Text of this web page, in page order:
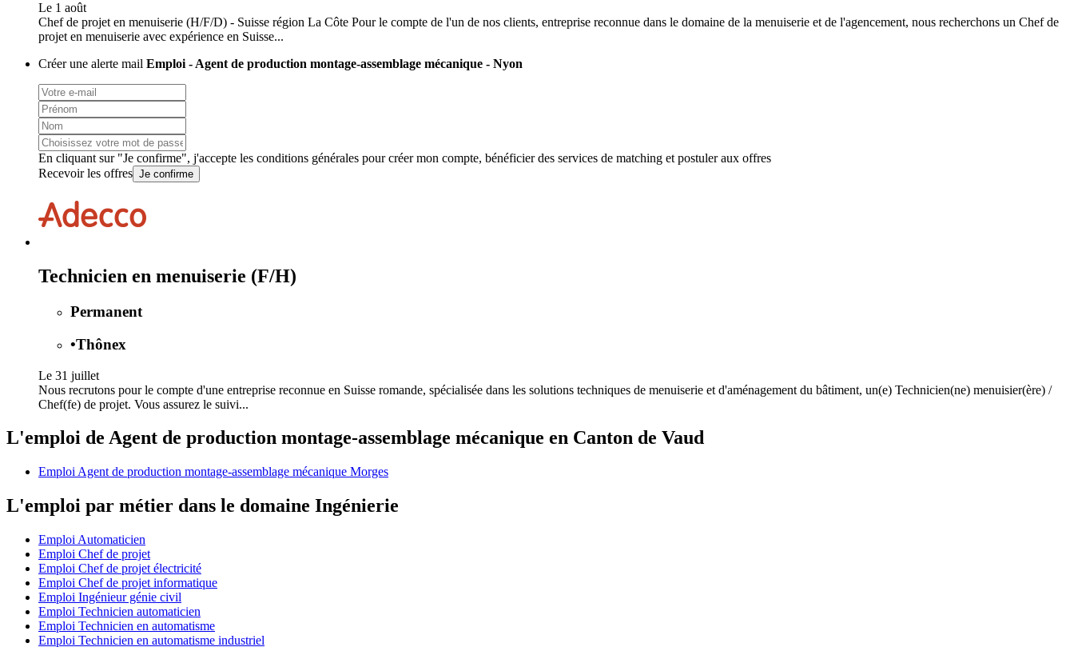
Le 1 août
Chef de projet en menuiserie (H/F/D) - Suisse région La Côte Pour le compte de l'un de nos clients, entreprise reconnue dans le domaine de la menuiserie et de l'agencement, nous recherchons un Chef de
projet en menuiserie avec expérience en Suisse...
Créer une alerte mail Emploi - Agent de production montage-assemblage mécanique - Nyon
En cliquant sur "Je confirme", j'accepte les conditions générales pour créer mon compte, bénéficier des services de matching et postuler aux offres
Recevoir les offres Je confirme
Technicien en menuiserie (F/H)
Permanent
•Thônex
Le 31 juillet
Nous recrutons pour le compte d'une entreprise reconnue en Suisse romande, spécialisée dans les solutions techniques de menuiserie et d'aménagement du bâtiment, un(e) Technicien(ne) menuisier(ère) /
Chef(fe) de projet. Vous assurez le suivi...
L'emploi de Agent de production montage-assemblage mécanique en Canton de Vaud
Emploi Agent de production montage-assemblage mécanique Morges
L'emploi par métier dans le domaine Ingénierie
Emploi Automaticien
Emploi Chef de projet
Emploi Chef de projet électricité
Emploi Chef de projet informatique
Emploi Ingénieur génie civil
Emploi Technicien automaticien
Emploi Technicien en automatisme
Emploi Technicien en automatisme industriel